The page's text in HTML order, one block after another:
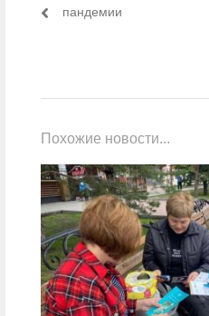
пандемии
Похожие новости...